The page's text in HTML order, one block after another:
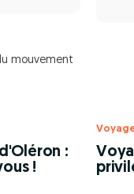
mouvement
:
!